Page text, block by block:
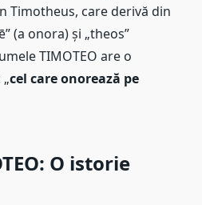
Timotheus, care derivă din
(a onora) și „theos”
TIMOTEO are o
cel care onorează pe
O istorie